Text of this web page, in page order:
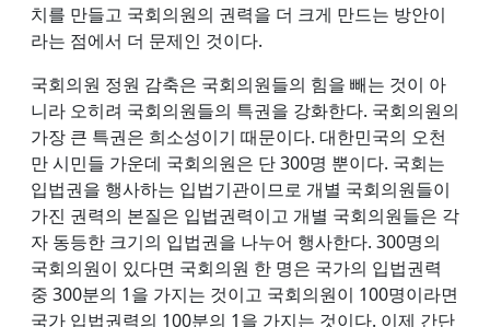
치를 만들고 국회의원의 권력을 더 크게 만드는 방안이
라는 점에서 더 문제인 것이다.
국회의원 정원 감축은 국회의원들의 힘을 빼는 것이 아
니라 오히려 국회의원들의 특권을 강화한다. 국회의원의
가장 큰 특권은 희소성이기 때문이다. 대한민국의 오천
만 시민들 가운데 국회의원은 단 300명 뿐이다. 국회는
입법권을 행사하는 입법기관이므로 개별 국회의원들이
가진 권력의 본질은 입법권력이고 개별 국회의원들은 각
자 동등한 크기의 입법권을 나누어 행사한다. 300명의
국회의원이 있다면 국회의원 한 명은 국가의 입법권력
중 300분의 1을 가지는 것이고 국회의원이 100명이라면
국가 입법권력의 100분의 1을 가지는 것이다. 이제 간단